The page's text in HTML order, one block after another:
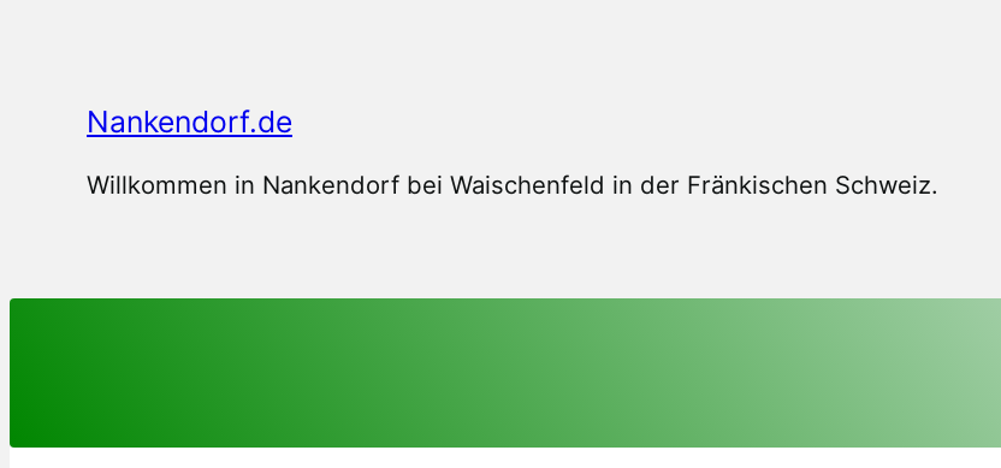
Nankendorf.de
Willkommen in Nankendorf bei Waischenfeld in der Fränkischen Schweiz.